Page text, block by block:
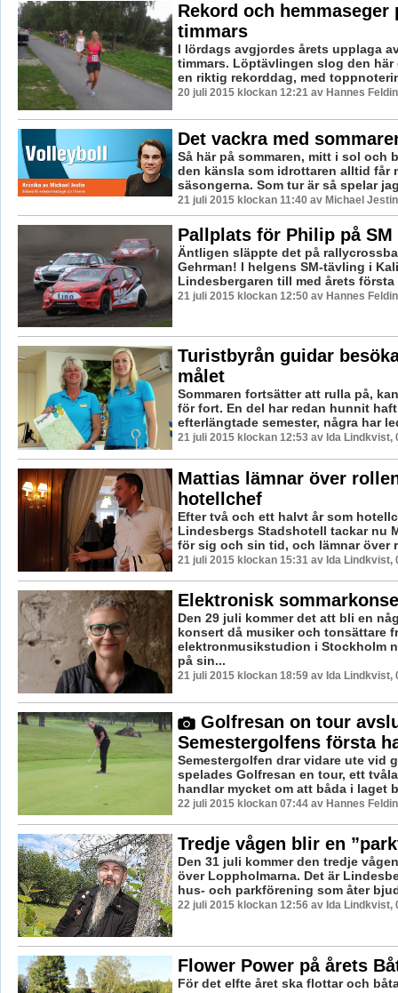
Rekord och hemmaseger
timmars
I lördags avgjordes årets upplaga
timmars. Löptävlingen slog den här
en riktig rekorddag, med
20 juli 2015 klockan 12:21 av Hannes
Det vackra med
Så här på sommaren, mitt i sol och
den känsla som idrottaren alltid får
säsongerna. Som tur är så spelar
21 juli 2015 klockan 11:40 av Michael
Pallplats för Philip på SM
Äntligen släppte det på
Gehrman! I helgens SM-tävling i
Lindesbergaren till med årets
21 juli 2015 klockan 12:50 av Hannes
Turistbyrån guidar
målet
Sommaren fortsätter att rulla på,
för fort. En del har redan hunnit
efterlängtade semester, några har
21 juli 2015 klockan 12:53 av Ida Lindkvist,
Mattias lämnar över
hotellchef
Efter två och ett halvt år som
Lindesbergs Stadshotell tackar nu
för sig och sin tid, och lämnar över
21 juli 2015 klockan 15:31 av Ida Lindkvist,
Elektronisk
Den 29 juli kommer det att bli en
konsert då musiker och tonsättare
elektronmusikstudion i Stockholm
på sin...
21 juli 2015 klockan 18:59 av Ida Lindkvist,
Golfresan on tour
Semestergolfens första
Semestergolfen drar vidare ute vid
spelades Golfresan en tour, ett
handlar mycket om att båda i laget
22 juli 2015 klockan 07:44 av Hannes
Tredje vågen blir en
Den 31 juli kommer den tredje
över Loppholmarna. Det är
hus- och parkförening som åter
22 juli 2015 klockan 12:56 av Ida Lindkvist,
Flower Power på årets
För det elfte året ska flottar och